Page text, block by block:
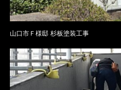
山口市Ｆ様邸 杉板塗装工事